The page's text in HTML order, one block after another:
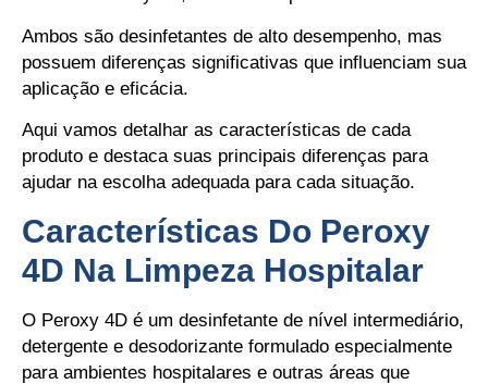
Ambos são desinfetantes de alto desempenho, mas
possuem diferenças significativas que influenciam sua
aplicação e eficácia.
Aqui vamos detalhar as características de cada
produto e destaca suas principais diferenças para
ajudar na escolha adequada para cada situação.
Características Do Peroxy
4D Na Limpeza Hospitalar
O Peroxy 4D é um desinfetante de nível intermediário,
detergente e desodorizante formulado especialmente
para ambientes hospitalares e outras áreas que